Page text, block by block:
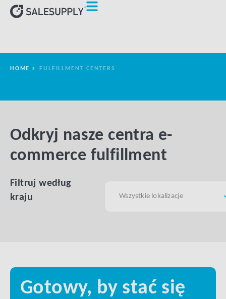
HOME FULFILLMENT CENTERS
Odkryj nasze centra e-
commerce fulfillment
Filtruj według
kraju
Gotowy, by stać się